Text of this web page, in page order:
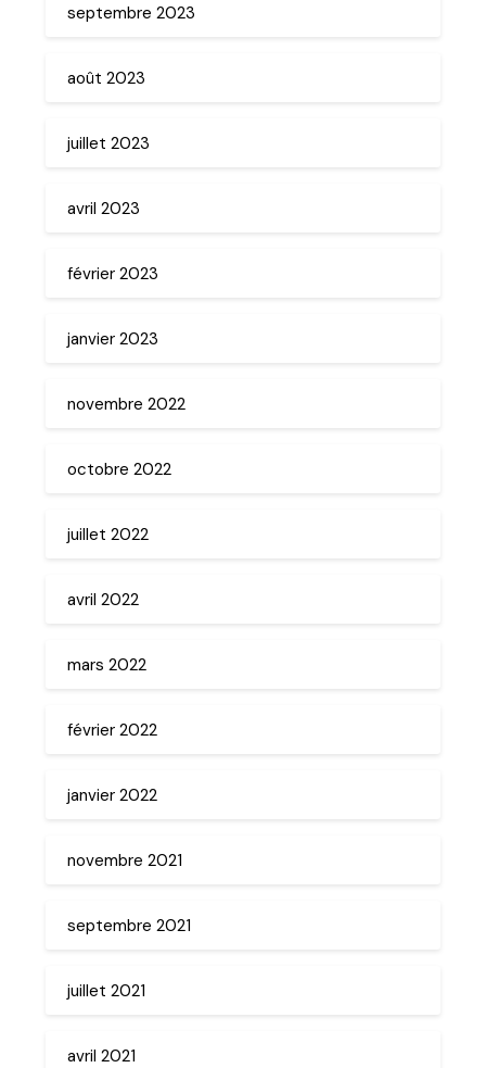
septembre 2023
août 2023
juillet 2023
avril 2023
février 2023
janvier 2023
novembre 2022
octobre 2022
juillet 2022
avril 2022
mars 2022
février 2022
janvier 2022
novembre 2021
septembre 2021
juillet 2021
avril 2021